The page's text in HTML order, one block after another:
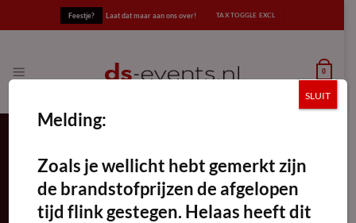
Feestje? Laat dat maar aan ons over!
0
Bekabeling
FILTERS TOEPASSEN
Melding:
Zoals je wellicht hebt gemerkt zijn
de brandstofprijzen de afgelopen
tijd flink gestegen. Helaas heeft dit
SLUIT